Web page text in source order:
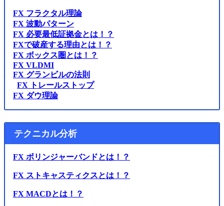
FX フラクタル理論
FX 波動パターン
FX 必要最低証拠金とは！？
FXで破産する理由とは！？
FX ボックス圏とは！？
FX VLDMI
FX グランビルの法則
FX トレールストップ
FX ダウ理論
テクニカル分析
FX ボリンジャーバンドとは！？
FX ストキャスティクスとは！？
FX MACDとは！？